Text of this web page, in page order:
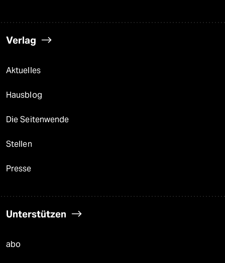
Verlag
Aktuelles
Hausblog
Die Seitenwende
Stellen
Presse
Unterstützen
abo